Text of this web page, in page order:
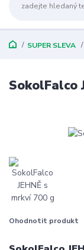
SUPER SLEVA
SokolFalco
Ohodnotit produkt